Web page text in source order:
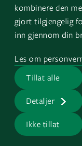
kombinere den
gjort tilgjengelig
inn gjennom din
Tillat alle
Detaljer
Ikke tillat
Les om
Fakturainformasjon
HMS
Jobb i GK
Presserom
GK © 2026 |